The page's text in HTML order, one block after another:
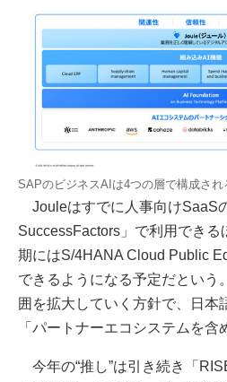
SAPのビジネスAIは4つの層で構成され
Jouleはすでに人事向けSaaS
SuccessFactors」で利用できる
期にはS/4HANA Cloud Public
できるようになる予定だという
囲を拡大していく方針で、日本
「パートナーエコシステムを含
今年の“推し”は引き続き「